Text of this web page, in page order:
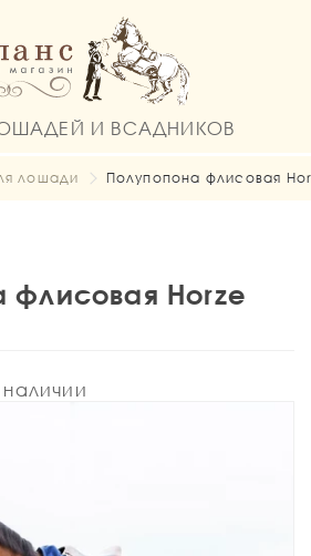
И ВСАДНИКОВ
лошади Полупопона флисовая
флисовая Horze